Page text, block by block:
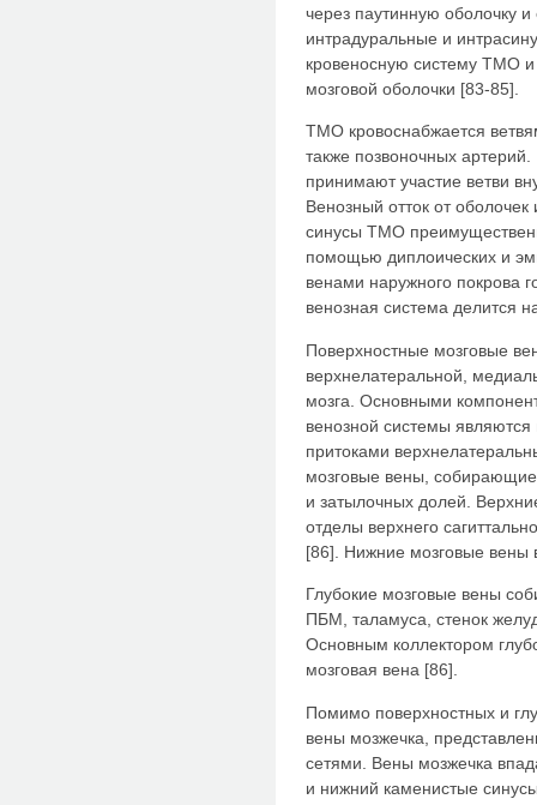
через паутинную оболочку
интрадуральные и
кровеносную систему ТМО
мозговой оболочки [83-85].
ТМО кровоснабжается
также позвоночных
принимают участие ветви
Венозный отток от
синусы ТМО
помощью диплоических и
венами наружного покрова
венозная система делится
Поверхностные мозговые
верхнелатеральной,
мозга. Основными
венозной системы
притоками
мозговые вены, собирающие
и затылочных долей.
отделы верхнего
[86]. Нижние мозговые вены
Глубокие мозговые вены
ПБМ, таламуса, стенок
Основным коллектором
мозговая вена [86].
Помимо поверхностных и
вены мозжечка,
сетями. Вены мозжечка
и нижний каменистые